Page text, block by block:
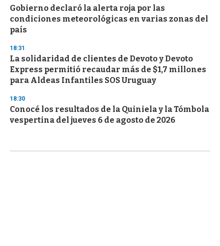
Gobierno declaró la alerta roja por las
condiciones meteorológicas en varias zonas del
país
18:31
La solidaridad de clientes de Devoto y Devoto
Express permitió recaudar más de $1,7 millones
para Aldeas Infantiles SOS Uruguay
18:30
Conocé los resultados de la Quiniela y la Tómbola
vespertina del jueves 6 de agosto de 2026